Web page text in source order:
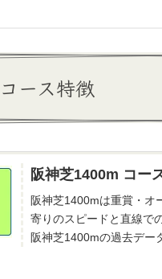
ース特徴
阪神芝1400m コー
阪神芝1400mは重賞・オ
寄りのスピードと直線で
阪神芝1400mの過去デー